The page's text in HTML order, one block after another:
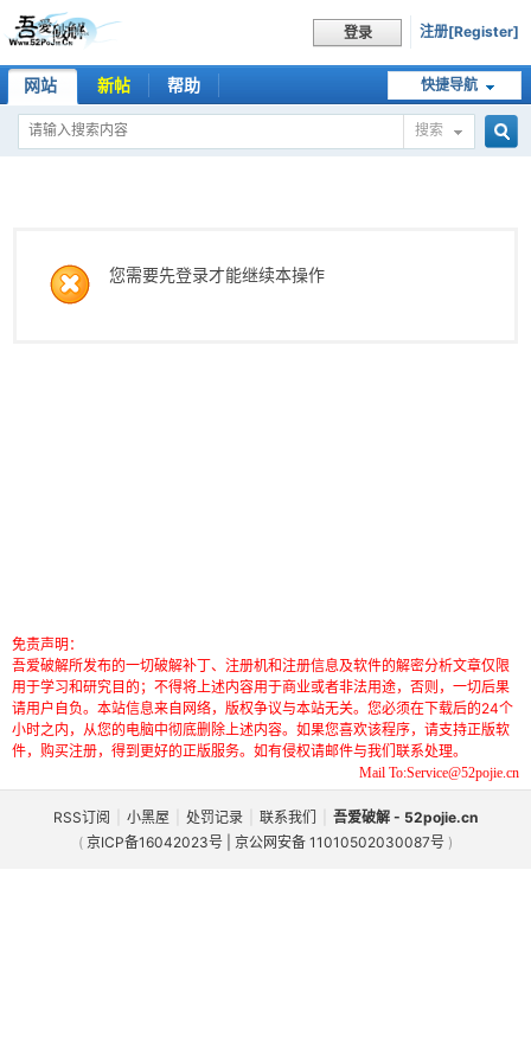
登录 注册[Register]
快捷导航
网站 新帖 帮助
搜索
您需要先登录才能继续本操作
免责声明：
吾爱破解所发布的一切破解补丁、注册机和注册信息及软件的解密分析文章仅限
用于学习和研究目的；不得将上述内容用于商业或者非法用途，否则，一切后果
请用户自负。本站信息来自网络，版权争议与本站无关。您必须在下载后的24个
小时之内，从您的电脑中彻底删除上述内容。如果您喜欢该程序，请支持正版软
件，购买注册，得到更好的正版服务。如有侵权请邮件与我们联系处理。
Mail To:Service@52pojie.cn
RSS订阅 小黑屋 处罚记录 联系我们
吾爱破解 - 52pojie.cn
( 京ICP备16042023号 | 京公网安备 11010502030087号 )